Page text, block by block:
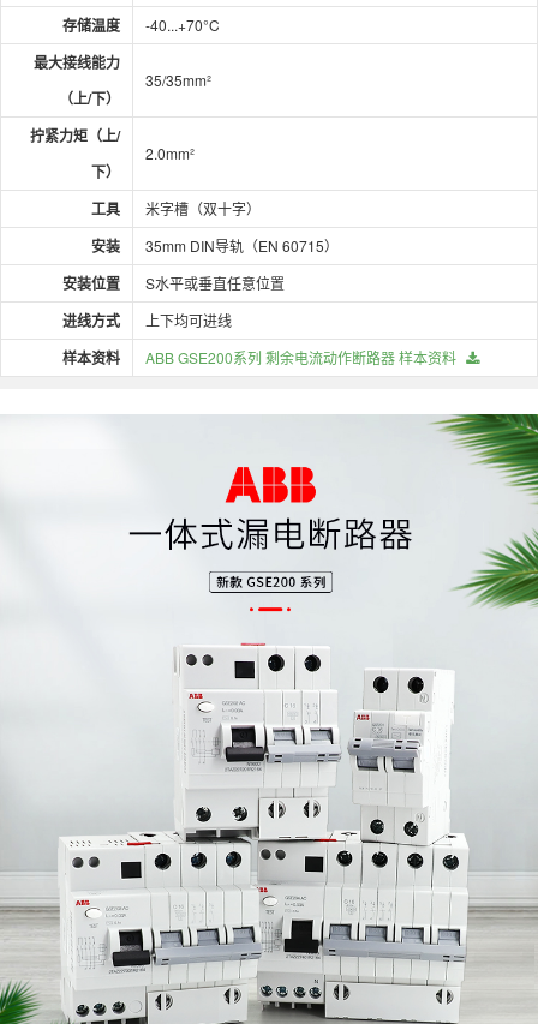
存储温度 -40...+70°C
最大接线能力
（上/下）
35/35mm²
拧紧力矩（上/
下）
2.0mm²
工具 米字槽（双十字）
安装 35mm DIN导轨（EN 60715）
安装位置 S水平或垂直任意位置
进线方式 上下均可进线
样本资料 ABB GSE200系列 剩余电流动作断路器 样本资料